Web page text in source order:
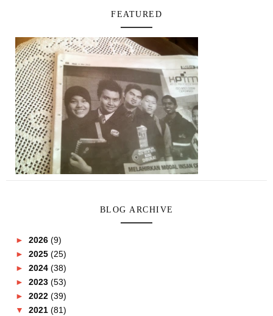
FEATURED
BLOG ARCHIVE
► 2026 (9)
► 2025 (25)
► 2024 (38)
► 2023 (53)
► 2022 (39)
▼ 2021 (81)